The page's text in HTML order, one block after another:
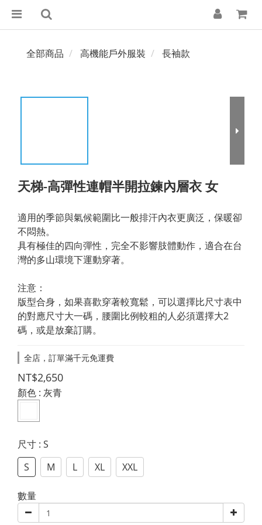
全部商品 高機能戶外服裝 長袖款
天梯-高彈性連帽半開拉鍊內層衣 女
適用的季節與氣候範圍比一般排汗內衣更廣泛，保暖卻
不悶熱。
具有極佳的四向彈性，完全不影響肢體動作，適合在台
灣的多山環境下運動穿著。
注意：
版型合身，如果喜歡穿著較寬鬆，可以選擇比尺寸表中
的對應尺寸大一碼，腰圍比例較粗的人必須選擇大2
碼，或是放棄訂購。
全店，訂單滿千元免運費
NT$2,650
顏色 : 灰青
尺寸 : S
S
M L XL XXL
數量